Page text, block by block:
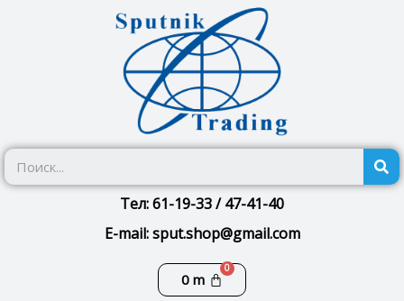
Тел: 61-19-33 / 47-41-40
E-mail: sput.shop@gmail.com
0m
Корзина